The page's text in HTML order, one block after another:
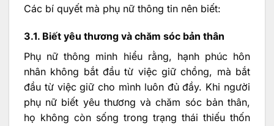
Các bí quyết mà phụ nữ thông tin nên biết:
3.1. Biết yêu thương và chăm sóc bản thân
Phụ nữ thông minh hiểu rằng, hạnh phúc hôn
nhân không bắt đầu từ việc giữ chồng, mà bắt
đầu từ việc giữ cho mình luôn đủ đầy. Khi người
phụ nữ biết yêu thương và chăm sóc bản thân,
họ không còn sống trong trạng thái thiếu thốn